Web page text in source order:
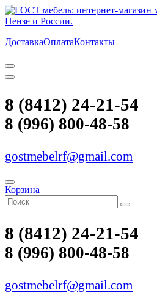
ДоставкаОплатаКонтакты
8 (8412) 24-21-54
8 (996) 800-48-58
gostmebelrf@gmail.com
Корзина
8 (8412) 24-21-54
8 (996) 800-48-58
gostmebelrf@gmail.com